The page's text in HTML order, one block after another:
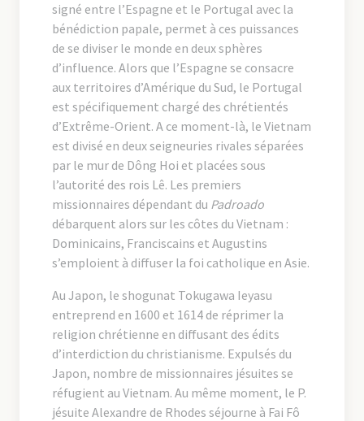
signé entre l’Espagne et le Portugal avec la
bénédiction papale, permet à ces puissances
de se diviser le monde en deux sphères
d’influence. Alors que l’Espagne se consacre
aux territoires d’Amérique du Sud, le Portugal
est spécifiquement chargé des chrétientés
d’Extrême-Orient. A ce moment-là, le Vietnam
est divisé en deux seigneuries rivales séparées
par le mur de Dông Hoi et placées sous
l’autorité des rois Lê. Les premiers
missionnaires dépendant du Padroado
débarquent alors sur les côtes du Vietnam :
Dominicains, Franciscains et Augustins
s’emploient à diffuser la foi catholique en Asie.
Au Japon, le shogunat Tokugawa Ieyasu
entreprend en 1600 et 1614 de réprimer la
religion chrétienne en diffusant des édits
d’interdiction du christianisme. Expulsés du
Japon, nombre de missionnaires jésuites se
réfugient au Vietnam. Au même moment, le P.
jésuite Alexandre de Rhodes séjourne à Fai Fô